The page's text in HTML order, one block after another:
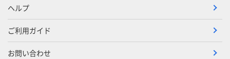
ヘルプ
ご利用ガイド
お問い合わせ